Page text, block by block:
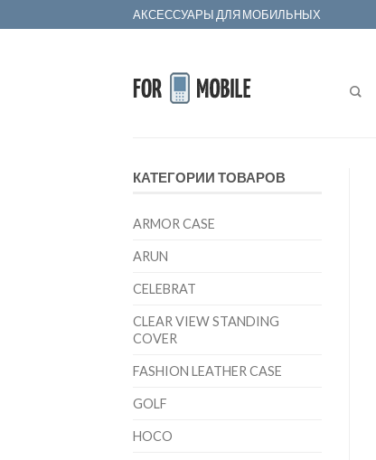
АКСЕССУАРЫ ДЛЯ МОБИЛЬНЫХ
КАТЕГОРИИ ТОВАРОВ
ARMOR CASE
ARUN
CELEBRAT
CLEAR VIEW STANDING
COVER
FASHION LEATHER CASE
GOLF
HOCO